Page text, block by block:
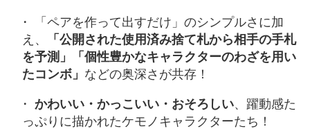
「ペアを作って出すだけ」のシンプルさに加
え、
「公開された使用済み捨て札から相手の手札
を予測」「個性豊かなキャラクターのわざを用い
たコンボ」 などの奥深さが共存！
かわいい・かっこいい・おそろしい、躍動感た
っぷりに描かれたケモノキャラクターたち！